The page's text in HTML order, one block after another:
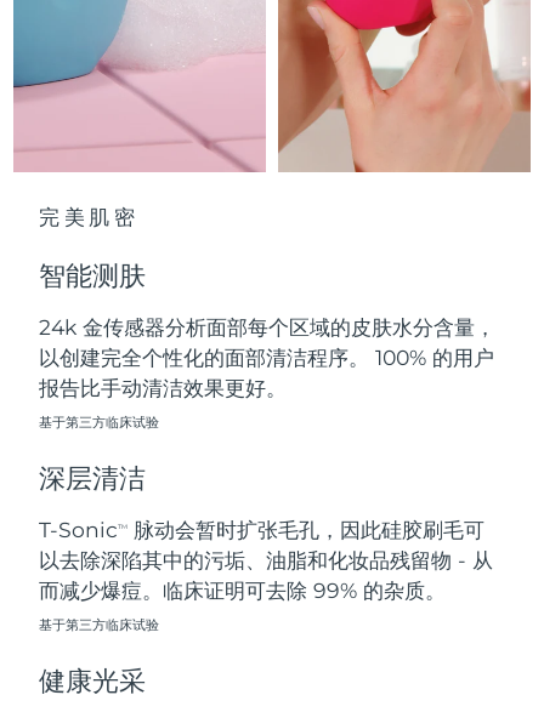
完美肌密
智能测肤
24k 金传感器分析面部每个区域的皮肤水分含量，
以创建完全个性化的面部清洁程序。 100% 的用户
报告比手动清洁效果更好。
基于第三方临床试验
深层清洁
T-SonicTM
脉动会暂时扩张毛孔，因此硅胶刷毛可
以去除深陷其中的污垢、油脂和化妆品残留物 - 从
而减少爆痘。临床证明可去除 99% 的杂质。
基于第三方临床试验
健康光采
预计送达日期 8/10/26
立陶宛 预计送达日期 8/9/26
卢森堡 8/9/26
马耳他
墨西哥 预计送达日期 8/13/26
摩纳哥
荷兰
新西兰 预计送达日期8/9/26
挪威 预计送达日期